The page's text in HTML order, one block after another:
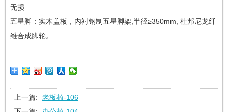
无损
五星脚：实木盖板，内衬钢制五星脚架,半径≥350mm, 杜邦尼龙纤
维合成脚轮。
上一篇:
老板椅-106